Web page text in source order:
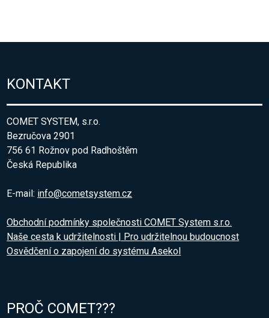
KONTAKT
COMET SYSTEM, s.r.o.
Bezručova 2901
756 61 Rožnov pod Radhoštěm
Česká Republika
E-mail: info@cometsystem.cz
Obchodní podmínky společnosti COMET System s.r.o.
Naše cesta k udržitelnosti | Pro udržitelnou budoucnost
Osvědčení o zapojení do systému Asekol
PROČ COMET???